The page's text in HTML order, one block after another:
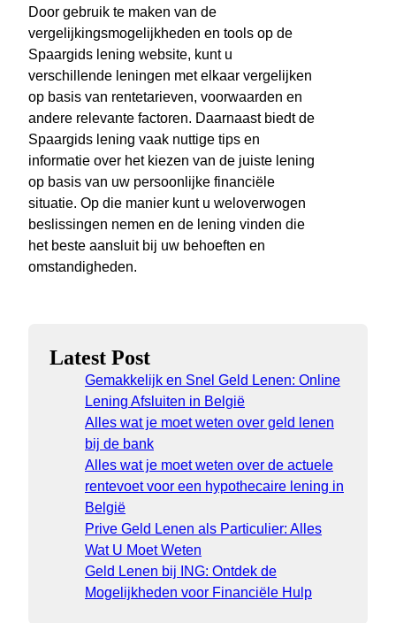
Door gebruik te maken van de
vergelijkingsmogelijkheden en tools op de
Spaargids lening website, kunt u
verschillende leningen met elkaar vergelijken
op basis van rentetarieven, voorwaarden en
andere relevante factoren. Daarnaast biedt de
Spaargids lening vaak nuttige tips en
informatie over het kiezen van de juiste lening
op basis van uw persoonlijke financiële
situatie. Op die manier kunt u weloverwogen
beslissingen nemen en de lening vinden die
het beste aansluit bij uw behoeften en
omstandigheden.
Latest Post
Gemakkelijk en Snel Geld Lenen: Online
Lening Afsluiten in België
Alles wat je moet weten over geld lenen
bij de bank
Alles wat je moet weten over de actuele
rentevoet voor een hypothecaire lening in
België
Prive Geld Lenen als Particulier: Alles
Wat U Moet Weten
Geld Lenen bij ING: Ontdek de
Mogelijkheden voor Financiële Hulp